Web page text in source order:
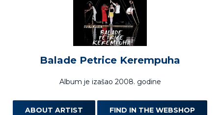
Balade Petrice Kerempuha
Album je izašao 2008. godine
ABOUT ARTIST FIND IN THE WEBSHOP